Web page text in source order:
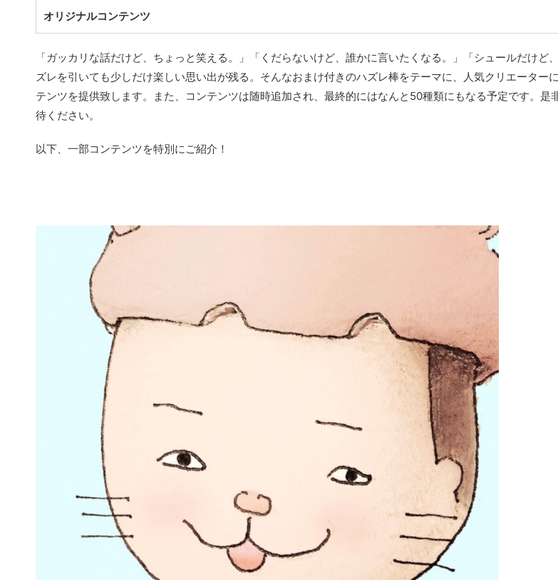
オリジナルコンテンツ
「ガッカリな話だけど、ちょっと笑える。」「くだらないけど、誰かに言いたくなる。」「シュールだけど
ズレを引いても少しだけ楽しい思い出が残る。そんなおまけ付きのハズレ棒をテーマに、人気クリエーター
テンツを提供致します。また、コンテンツは随時追加され、最終的にはなんと50種類にもなる予定です。是
待ください。
以下、一部コンテンツを特別にご紹介！